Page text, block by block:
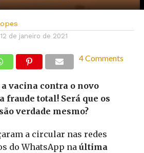
12 de janeiro de 2021
4 Comments
vacina contra o novo
fraude total! Será que os
verdade mesmo?
a circular nas redes
do WhatsApp na última